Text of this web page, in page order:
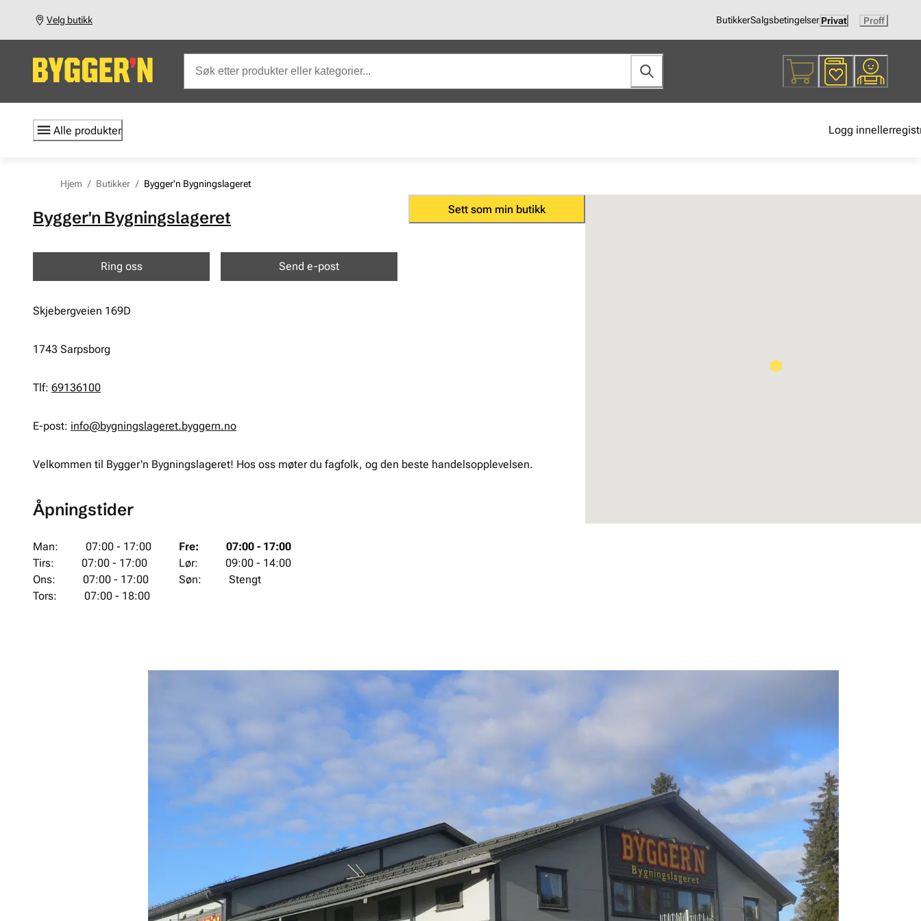
Velg butikk ButikkerSalgsbetingelserPrivat Proff
Alle produkter Logg inneller
Hjem / Butikker / Bygger'n Bygningslageret
Bygger'n Bygningslageret Sett som min butikk
Ring oss Send e-post
Skjebergveien 169D
1743 Sarpsborg
Tlf: 69136100
E-post: info@bygningslageret.byggern.no
Velkommen til Bygger'n Bygningslageret! Hos oss møter du fagfolk, og den beste handelsopplevelsen.
Åpningstider
Man:
07:00 - 17:00
Tirs:
07:00 - 17:00
Ons:
07:00 - 17:00
Tors: 07:00 - 18:00
Fre:
07:00 - 17:00
Lør:
09:00 - 14:00
Søn: Stengt